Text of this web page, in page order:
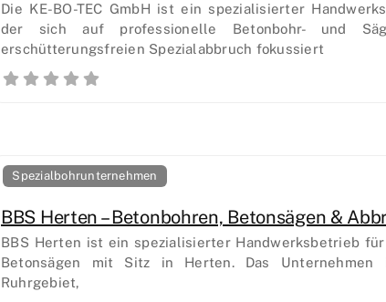
Die KE-BO-TEC GmbH ist ein spezialisierter
der sich auf professionelle Betonbohr- und
erschütterungsfreien Spezialabbruch fokussiert
Spezialbohrunternehmen
BBS Herten – Betonbohren, Betonsägen &
BBS Herten ist ein spezialisierter Handwerksbetrieb
Betonsägen mit Sitz in Herten. Das Unternehmen
Ruhrgebiet,